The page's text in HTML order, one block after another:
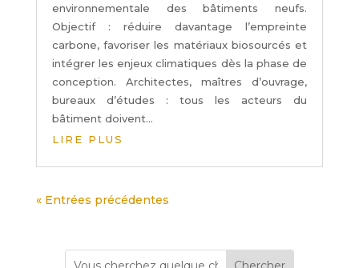
environnementale des bâtiments neufs.
Objectif : réduire davantage l’empreinte
carbone, favoriser les matériaux biosourcés et
intégrer les enjeux climatiques dès la phase de
conception. Architectes, maîtres d’ouvrage,
bureaux d’études : tous les acteurs du
bâtiment doivent...
LIRE PLUS
« Entrées précédentes